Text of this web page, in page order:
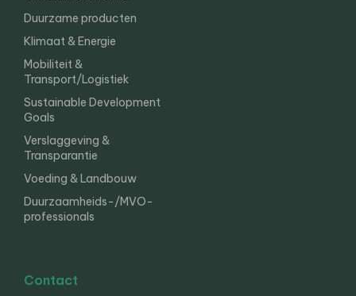
Duurzame producten
Klimaat & Energie
Mobiliteit &
Transport/Logistiek
Sustainable Development
Goals
Verslaggeving &
Transparantie
Voeding & Landbouw
Duurzaamheids-/MVO-
professionals
Contact